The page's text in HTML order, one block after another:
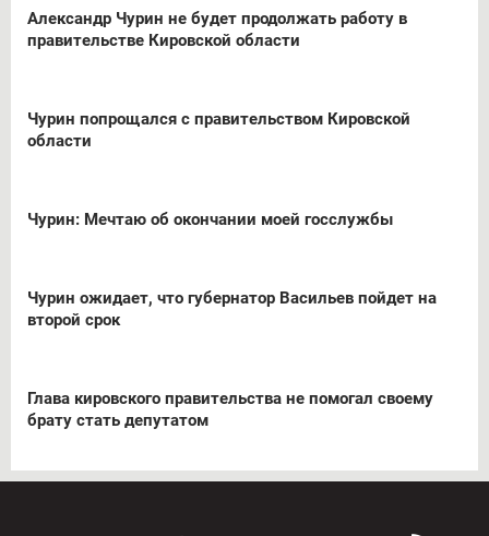
Александр Чурин не будет продолжать работу в
правительстве Кировской области
Чурин попрощался с правительством Кировской
области
Чурин: Мечтаю об окончании моей госслужбы
Чурин ожидает, что губернатор Васильев пойдет на
второй срок
Глава кировского правительства не помогал своему
брату стать депутатом